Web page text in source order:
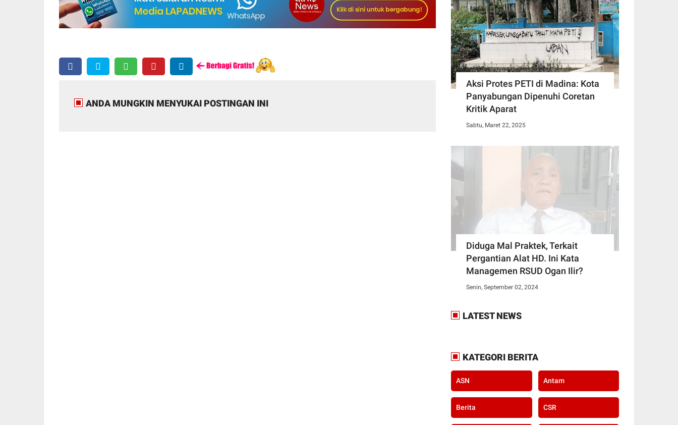
ANDA MUNGKIN MENYUKAI POSTINGAN INI
Aksi Protes PETI di Madina: Kota
Panyabungan Dipenuhi Coretan
Kritik Aparat
Sabtu, Maret 22, 2025
Diduga Mal Praktek, Terkait
Pergantian Alat HD. Ini Kata
Managemen RSUD Ogan Ilir?
Senin, September 02, 2024
LATEST NEWS
KATEGORI BERITA
ASN Antam
Berita CSR